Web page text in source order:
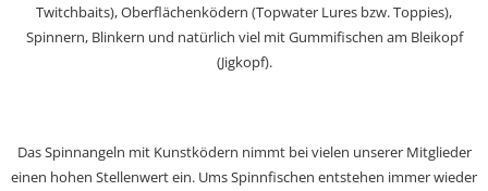
Twitchbaits), Oberflächenködern (Topwater Lures bzw. Toppies),
Spinnern, Blinkern und natürlich viel mit Gummifischen am Bleikopf
(Jigkopf).
Das Spinnangeln mit Kunstködern nimmt bei vielen unserer Mitglieder
einen hohen Stellenwert ein. Ums Spinnfischen entstehen immer wieder